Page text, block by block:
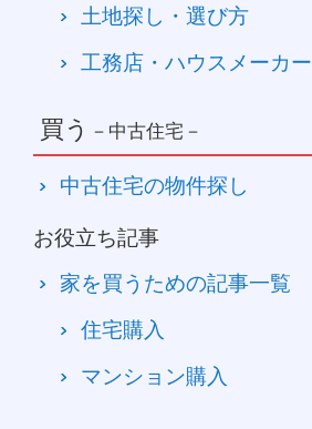
土地探し・選び方
工務店・ハウスメーカー
買う －中古住宅－
中古住宅の物件探し
お役立ち記事
家を買うための記事一覧
住宅購入
マンション購入